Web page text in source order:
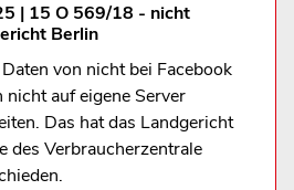
| 15 O 569/18 - nicht
Berlin
von nicht bei Facebook
auf eigene Server
Das hat das Landgericht
des Verbraucherzentrale